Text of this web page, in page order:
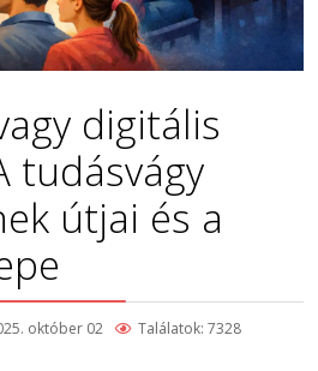
digitális
tudásvágy
útjai és a
október 02 Találatok: 7328